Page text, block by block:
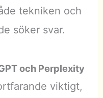
tekniken och
söker svar.
och Perplexity
viktigt,